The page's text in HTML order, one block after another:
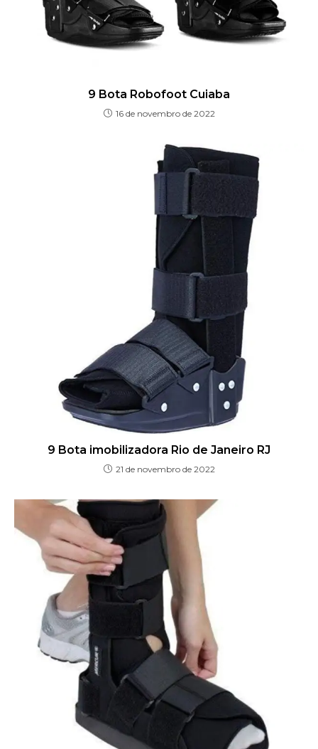
9 Bota Robofoot Cuiaba
16 de novembro de 2022
9 Bota imobilizadora Rio de Janeiro RJ
21 de novembro de 2022